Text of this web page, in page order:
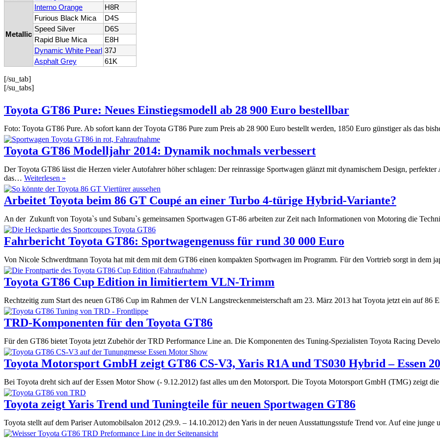
Metallic
Interno Orange
H8R
Furious Black Mica
D4S
Speed Silver
D6S
Rapid Blue Mica
E8H
Dynamic White Pearl 37J
Asphalt Grey
61K
[/su_tab]
[/su_tabs]
Toyota GT86 Pure: Neues Einstiegsmodell ab 28 900 Euro bestellbar
Foto: Toyota GT86 Pure. Ab sofort kann der Toyota GT86 Pure zum Preis ab 28 900 Euro bestellt werden, 1850 Euro günstiger als das
Toyota GT86 Modelljahr 2014: Dynamik nochmals verbessert
Der Toyota GT86 lässt die Herzen vieler Autofahrer höher schlagen: Der reinrassige Sportwagen glänzt mit dynamischem Design,
das… Weiterlesen »
GT86
Modelljahr
2014:
nochmals
verbessert
Arbeitet Toyota beim 86 GT Coupé an einer Turbo 4-türige Hybrid-Variante?
An der Zukunft von Toyota`s und Subaru`s gemeinsamen Sportwagen GT-86 arbeiten zur Zeit nach Informationen von Motoring die
Fahrbericht Toyota GT86: Sportwagengenuss für rund 30 000 Euro
Von Nicole Schwerdtmann Toyota hat mit dem mit dem GT86 einen kompakten Sportwagen im Programm. Für den Vortrieb sorgt in dem
Toyota GT86 Cup Edition in limitiertem VLN-Trimm
Rechtzeitig zum Start des neuen GT86 Cup im Rahmen der VLN Langstreckenmeisterschaft am 23. März 2013 hat Toyota jetzt ein auf 86
TRD-Komponenten für den Toyota GT86
Für den GT86 bietet Toyota jetzt Zubehör der TRD Performance Line an. Die Komponenten des Tuning-Spezialisten Toyota Racing
Toyota Motorsport GmbH zeigt GT86 CS-V3, Yaris R1A und TS030 Hybrid – Essen
Bei Toyota dreht sich auf der Essen Motor Show (- 9.12.2012) fast alles um den Motorsport. Die Toyota Motorsport GmbH (TMG) zeigt
Toyota zeigt Yaris Trend und Tuningteile für neuen Sportwagen GT86
Toyota stellt auf dem Pariser Automobilsalon 2012 (29.9. – 14.10.2012) den Yaris in der neuen Ausstattungsstufe Trend vor. Auf eine